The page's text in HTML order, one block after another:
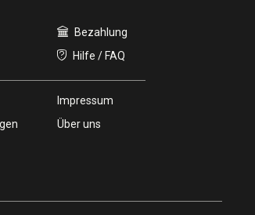
Bezahlung
Hilfe / FAQ
Impressum
Über uns